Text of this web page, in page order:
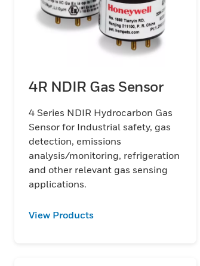
4R NDIR Gas Sensor
4 Series NDIR Hydrocarbon Gas
Sensor for Industrial safety, gas
detection, emissions
analysis/monitoring, refrigeration
and other relevant gas sensing
applications.
View Products